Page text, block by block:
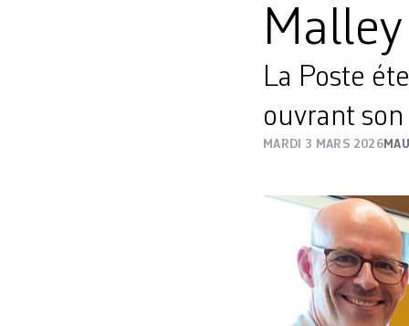
Malley
La Poste
ouvrant
MARDI 3 MARS 2026